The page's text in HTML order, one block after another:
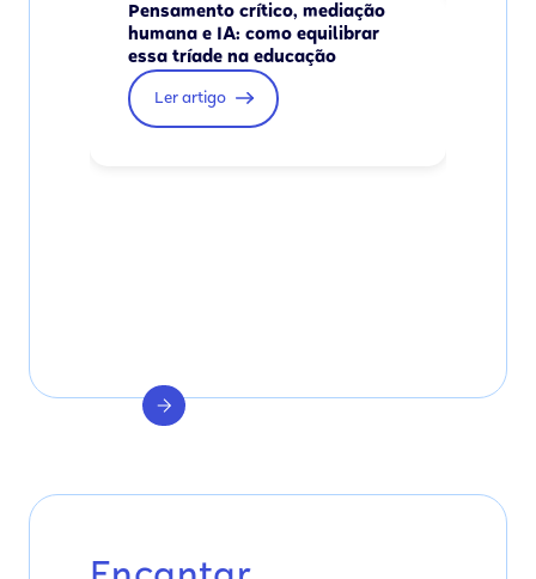
Pensamento crítico, mediação
humana e IA: como equilibrar
essa tríade na educação
Ler artigo